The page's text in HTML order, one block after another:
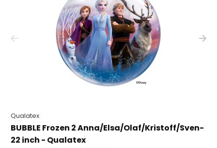
Qualatex
BUBBLE Frozen 2 Anna/Elsa/Olaf/Kristoff/Sven-
22 inch - Qualatex